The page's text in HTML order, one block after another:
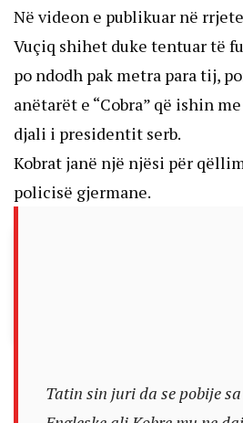
Në videon e publikuar në
Vuçiq shihet duke tentuar të
po ndodh pak metra para tij,
anëtarët e “Cobra” që ishin
djali i presidentit serb.
Kobrat janë një njësi për
policisë gjermane.
Tatin sin juri da se pobije